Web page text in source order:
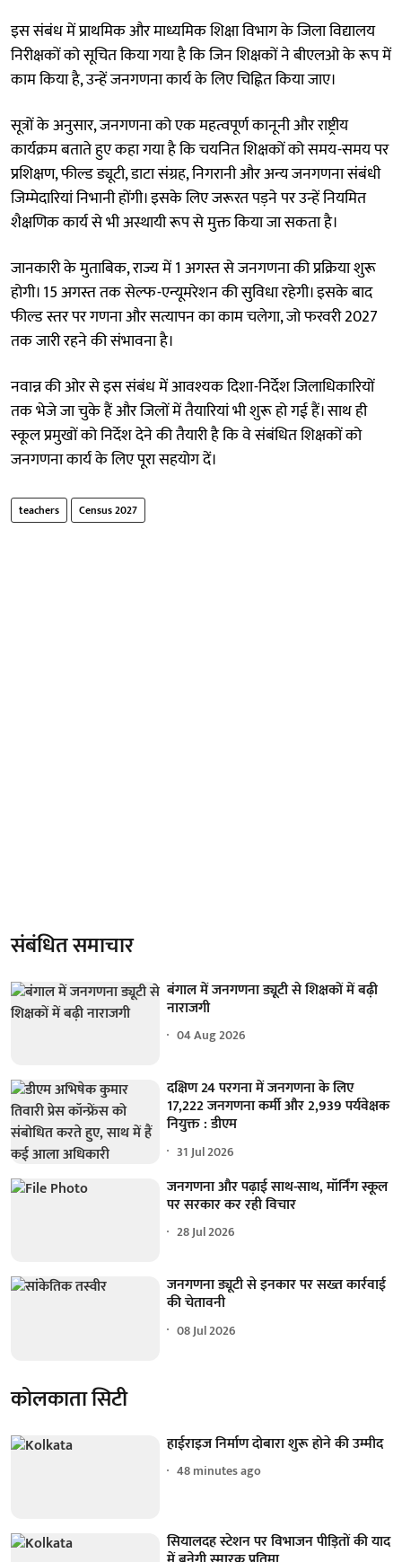
इस संबंध में प्राथमिक और माध्यमिक शिक्षा विभाग के जिला विद्यालय
निरीक्षकों को सूचित किया गया है कि जिन शिक्षकों ने बीएलओ के रूप में
काम किया है, उन्हें जनगणना कार्य के लिए चिह्नित किया जाए।
सूत्रों के अनुसार, जनगणना को एक महत्वपूर्ण कानूनी और राष्ट्रीय
कार्यक्रम बताते हुए कहा गया है कि चयनित शिक्षकों को समय-समय पर
प्रशिक्षण, फील्ड ड्यूटी, डाटा संग्रह, निगरानी और अन्य जनगणना संबंधी
जिम्मेदारियां निभानी होंगी। इसके लिए जरूरत पड़ने पर उन्हें नियमित
शैक्षणिक कार्य से भी अस्थायी रूप से मुक्त किया जा सकता है।
जानकारी के मुताबिक, राज्य में 1 अगस्त से जनगणना की प्रक्रिया शुरू
होगी। 15 अगस्त तक सेल्फ-एन्यूमरेशन की सुविधा रहेगी। इसके बाद
फील्ड स्तर पर गणना और सत्यापन का काम चलेगा, जो फरवरी 2027
तक जारी रहने की संभावना है।
नवान्न की ओर से इस संबंध में आवश्यक दिशा-निर्देश जिलाधिकारियों
तक भेजे जा चुके हैं और जिलों में तैयारियां भी शुरू हो गई हैं। साथ ही
स्कूल प्रमुखों को निर्देश देने की तैयारी है कि वे संबंधित शिक्षकों को
जनगणना कार्य के लिए पूरा सहयोग दें।
teachers Census 2027
संबंधित समाचार
बंगाल में जनगणना ड्यूटी से शिक्षकों में बढ़ी
नाराजगी
04 Aug 2026
दक्षिण 24 परगना में जनगणना के लिए
17,222 जनगणना कर्मी और 2,939 पर्यवेक्षक
नियुक्त : डीएम
31 Jul 2026
जनगणना और पढ़ाई साथ-साथ, मॉर्निंग स्कूल
पर सरकार कर रही विचार
28 Jul 2026
जनगणना ड्यूटी से इनकार पर सख्त कार्रवाई
की चेतावनी
08 Jul 2026
कोलकाता सिटी
हाईराइज निर्माण दोबारा शुरू होने की उम्मीद
48 minutes ago
सियालदह स्टेशन पर विभाजन पीड़ितों की याद